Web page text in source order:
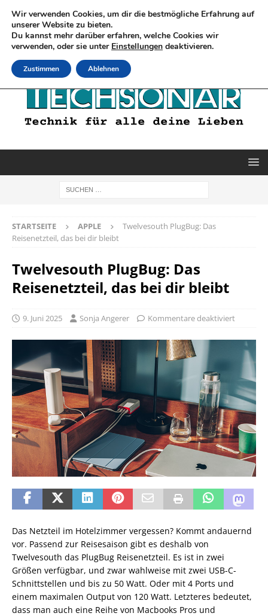
STARTSEITE APPLE
Twelvesouth PlugBug: Das
Reisenetzteil, das bei dir bleibt
Twelvesouth PlugBug: Das
Reisenetzteil, das bei dir bleibt
9. Juni 2025 Sonja Angerer Kommentare deaktiviert
Das Netzteil im Hotelzimmer vergessen? Kommt andauernd
vor. Passend zur Reisesaison gibt es deshalb von
Twelvesouth das PlugBug Reisenetzteil. Es ist in zwei
Größen verfügbar, und zwar wahlweise mit zwei USB-C-
Schnittstellen und bis zu 50 Watt. Oder mit 4 Ports und
einem maximalen Output von 120 Watt. Letzteres bedeutet,
dass man auch eine Reihe von Macbooks Pros und
Wir verwenden Cookies, um dir die bestmögliche Erfahrung auf
unserer Website zu bieten.
Du kannst mehr darüber erfahren, welche Cookies wir
verwenden, oder sie unter Einstellungen deaktivieren.
Zustimmen Ablehnen